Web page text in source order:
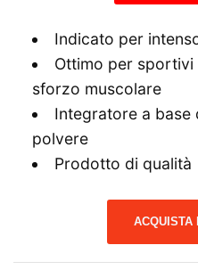
Indicato per
Ottimo per sportivi
sforzo muscolare
Integratore a base
polvere
Prodotto di qualità
ACQUISTA